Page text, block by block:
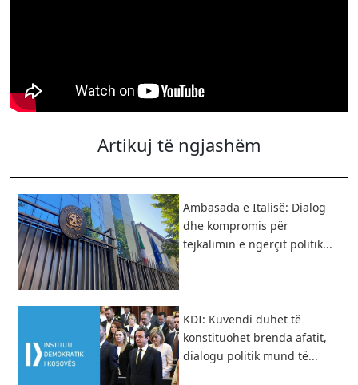
Artikuj të ngjashëm
Ambasada e Italisë: Dialog
dhe kompromis për
tejkalimin e ngërçit politik...
KDI: Kuvendi duhet të
konstituohet brenda afatit,
dialogu politik mund të...